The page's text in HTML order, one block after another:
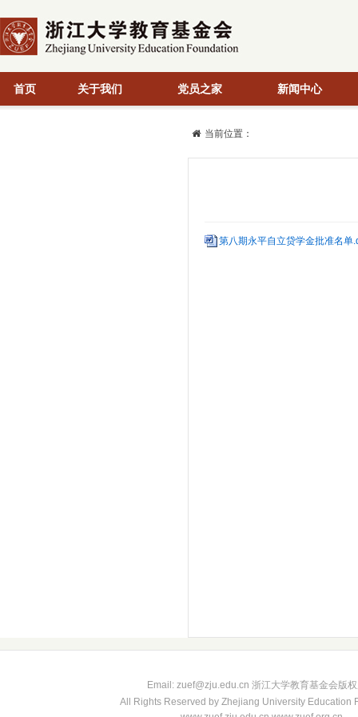
首页 关于我们 党员之家 新闻中心
当前位置：
第八期永平自立贷学金批准名单
Email: zuef@zju.edu.cn 浙江大学教育基金会版
All Rights Reserved by Zhejiang University Education